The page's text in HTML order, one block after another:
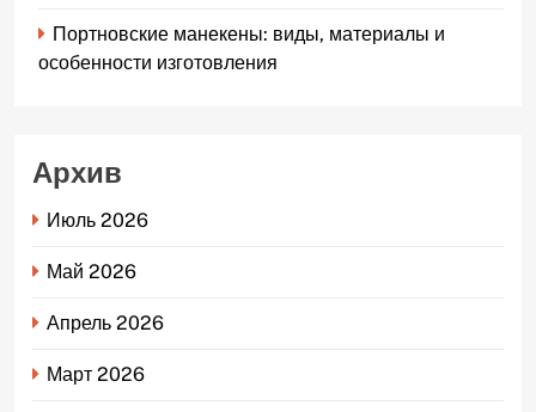
Портновские манекены: виды, материалы и
особенности изготовления
Архив
Июль 2026
Май 2026
Апрель 2026
Март 2026